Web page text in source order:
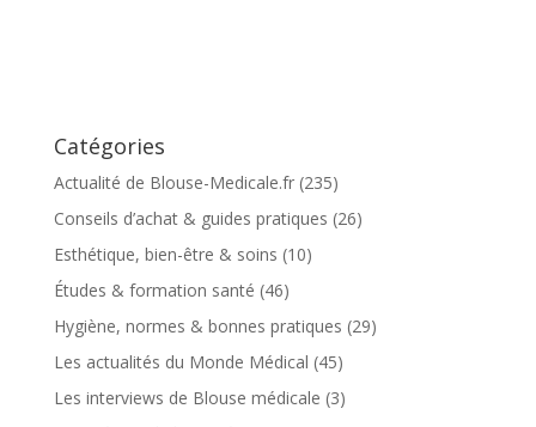
Catégories
Actualité de Blouse-Medicale.fr(235)
Conseils d’achat & guides pratiques (26)
Esthétique, bien-être & soins (10)
Études & formation santé (46)
Hygiène, normes & bonnes pratiques (29)
Les actualités du Monde Médical (45)
Les interviews de Blouse médicale (3)